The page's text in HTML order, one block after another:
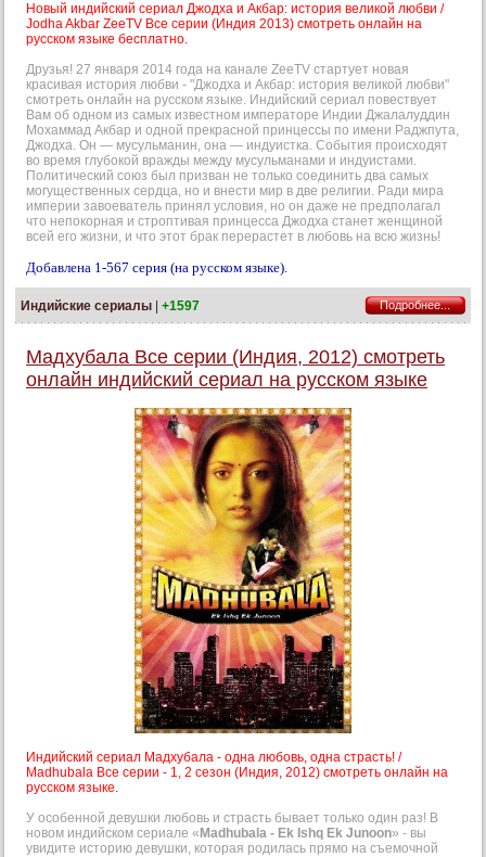
Новый индийский сериал Джодха и Акбар: история великой любви /
Jodha Akbar ZeeTV Все серии (Индия 2013) смотреть онлайн на
русском языке бесплатно.
Друзья! 27 января 2014 года на канале ZeeTV стартует новая
красивая история любви - "Джодха и Акбар: история великой любви"
смотреть онлайн на русском языке. Индийский сериал повествует
Вам об одном из самых известном императоре Индии Джалалуддин
Мохаммад Акбар и одной прекрасной принцессы по имени Раджпута,
Джодха. Он — мусульманин, она — индуистка. События происходят
во время глубокой вражды между мусульманами и индуистами.
Политический союз был призван не только соединить два самых
могущественных сердца, но и внести мир в две религии. Ради мира
империи завоеватель принял условия, но он даже не предполагал
что непокорная и строптивая принцесса Джодха станет женщиной
всей его жизни, и что этот брак перерастет в любовь на всю жизнь!
Добавлена 1-567 серия (на русском языке).
Индийские сериалы +1597 Подробнее...
Мадхубала Все серии (Индия, 2012) смотреть
онлайн индийский сериал на русском языке
Индийский сериал Мадхубала - одна любовь, одна страсть! /
Madhubala Все серии - 1, 2 сезон (Индия, 2012) смотреть онлайн на
русском языке.
У особенной девушки любовь и страсть бывает только один раз! В
новом индийском сериале « Madhubala - Ek Ishq Ek Junoon» - вы
увидите историю девушки, которая родилась прямо на съемочной